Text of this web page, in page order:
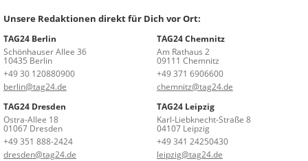
Unsere Redaktionen direkt für Dich vor Ort:
TAG24 Berlin
Schönhauser Allee 36
10435 Berlin
+49 30 120880900
berlin@tag24.de
TAG24 Chemnitz
Am Rathaus 2
09111 Chemnitz
+49 371 6906600
chemnitz@tag24.de
TAG24 Dresden
Ostra-Allee 18
01067 Dresden
+49 351 888-2424
dresden@tag24.de
TAG24 Leipzig
Karl-Liebknecht-Straße 8
04107 Leipzig
+49 341 24250430
leipzig@tag24.de